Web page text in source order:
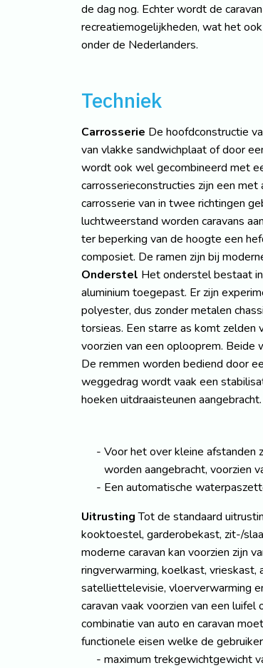
de dag nog. Echter wordt de
recreatiemogelijkheden, wat het
onder de Nederlanders.
Techniek
Carrosserie De hoofdconstructie
van vlakke sandwichplaat of door
wordt ook wel gecombineerd met
carrosserieconstructies zijn een
carrosserie van in twee richtingen
luchtweerstand worden caravans
ter beperking van de hoogte een
composiet. De ramen zijn bij
Onderstel Het onderstel bestaat
aluminium toegepast. Er zijn
polyester, dus zonder metalen
torsieas. Een starre as komt zelden
voorzien van een oplooprem. Beide
De remmen worden bediend door
weggedrag wordt vaak een
hoeken uitdraaisteunen
Voor het over kleine afstanden
worden aangebracht, voorzien
Een automatische
UitrustingTot de standaard
kooktoestel, garderobekast, zit-/
moderne caravan kan voorzien zijn
ringverwarming, koelkast,
satelliettelevisie, vloerverwarming
caravan vaak voorzien van een luifel
combinatie van auto en caravan
functionele eisen welke de
maximum trekgewichtgewicht